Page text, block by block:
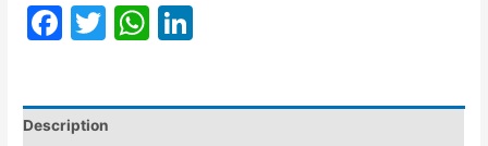
Facebook
TwitterWhatsApp
Description